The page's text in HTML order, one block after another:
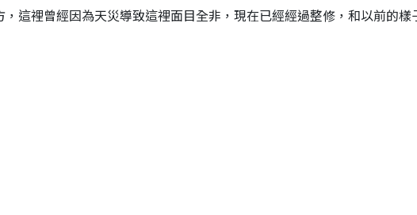
這裡曾經因為天災導致這裡面目全非，現在已經經過整修，和以前的